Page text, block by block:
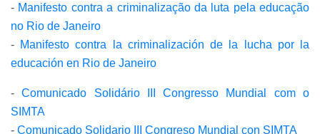
- Manifesto contra a criminalização da luta pela educação
no Rio de Janeiro
- Manifesto contra la criminalización de la lucha por la
educación en Rio de Janeiro
-Comunicado Solidário III Congresso Mundial com o
SIMTA
- Comunicado Solidario III Congreso Mundial con SIMTA